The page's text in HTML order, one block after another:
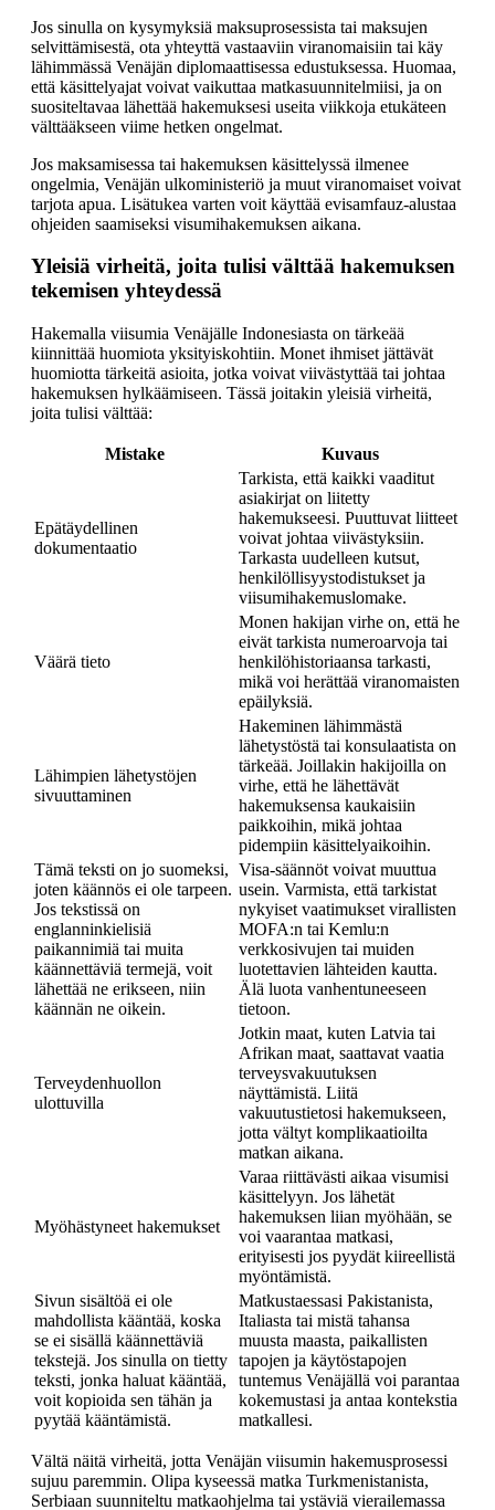
Jos sinulla on kysymyksiä maksuprosessista tai maksujen
selvittämisestä, ota yhteyttä vastaaviin viranomaisiin tai käy
lähimmässä Venäjän diplomaattisessa edustuksessa. Huomaa,
että käsittelyajat voivat vaikuttaa matkasuunnitelmiisi, ja on
suositeltavaa lähettää hakemuksesi useita viikkoja etukäteen
välttääkseen viime hetken ongelmat.
Jos maksamisessa tai hakemuksen käsittelyssä ilmenee
ongelmia, Venäjän ulkoministeriö ja muut viranomaiset voivat
tarjota apua. Lisätukea varten voit käyttää evisamfauz-alustaa
ohjeiden saamiseksi visumihakemuksen aikana.
Yleisiä virheitä, joita tulisi välttää hakemuksen
tekemisen yhteydessä
Hakemalla viisumia Venäjälle Indonesiasta on tärkeää
kiinnittää huomiota yksityiskohtiin. Monet ihmiset jättävät
huomiotta tärkeitä asioita, jotka voivat viivästyttää tai johtaa
hakemuksen hylkäämiseen. Tässä joitakin yleisiä virheitä,
joita tulisi välttää:
Mistake Kuvaus
Epätäydellinen
dokumentaatio
Tarkista, että kaikki vaaditut
asiakirjat on liitetty
hakemukseesi. Puuttuvat liitteet
voivat johtaa viivästyksiin.
Tarkasta uudelleen kutsut,
henkilöllisyystodistukset ja
viisumihakemuslomake.
Väärä tieto
Monen hakijan virhe on, että he
eivät tarkista numeroarvoja tai
henkilöhistoriaansa tarkasti,
mikä voi herättää viranomaisten
epäilyksiä.
Lähimpien lähetystöjen
sivuuttaminen
Hakeminen lähimmästä
lähetystöstä tai konsulaatista on
tärkeää. Joillakin hakijoilla on
virhe, että he lähettävät
hakemuksensa kaukaisiin
paikkoihin, mikä johtaa
pidempiin käsittelyaikoihin.
Tämä teksti on jo suomeksi,
joten käännös ei ole tarpeen.
Jos tekstissä on
englanninkielisiä
paikannimiä tai muita
käännettäviä termejä, voit
lähettää ne erikseen, niin
käännän ne oikein.
Visa-säännöt voivat muuttua
usein. Varmista, että tarkistat
nykyiset vaatimukset virallisten
MOFA:n tai Kemlu:n
verkkosivujen tai muiden
luotettavien lähteiden kautta.
Älä luota vanhentuneeseen
tietoon.
Terveydenhuollon
ulottuvilla
Jotkin maat, kuten Latvia tai
Afrikan maat, saattavat vaatia
terveysvakuutuksen
näyttämistä. Liitä
vakuutustietosi hakemukseen,
jotta vältyt komplikaatioilta
matkan aikana.
Myöhästyneet hakemukset
Varaa riittävästi aikaa visumisi
käsittelyyn. Jos lähetät
hakemuksen liian myöhään, se
voi vaarantaa matkasi,
erityisesti jos pyydät kiireellistä
myöntämistä.
Sivun sisältöä ei ole
mahdollista kääntää, koska
se ei sisällä käännettäviä
tekstejä. Jos sinulla on tietty
teksti, jonka haluat kääntää,
voit kopioida sen tähän ja
pyytää kääntämistä.
Matkustaessasi Pakistanista,
Italiasta tai mistä tahansa
muusta maasta, paikallisten
tapojen ja käytöstapojen
tuntemus Venäjällä voi parantaa
kokemustasi ja antaa kontekstia
matkallesi.
Vältä näitä virheitä, jotta Venäjän viisumin hakemusprosessi
sujuu paremmin. Olipa kyseessä matka Turkmenistanista,
Serbiaan suunniteltu matkaohjelma tai ystäviä vierailemassa